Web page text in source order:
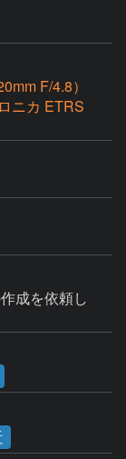
F/4.8）
ニカ ETRS
成を依頼し